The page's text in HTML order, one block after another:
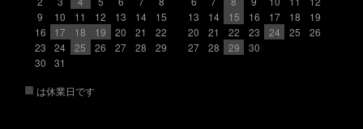
9
10 11 12 13 14
15
16
17 18 19 20 21
22
23
24 25 26 27 28
29
30
31
13
14 15 16 17 18
19
20
21 22 23 24 25
26
27
28 29 30
■ は休業日です